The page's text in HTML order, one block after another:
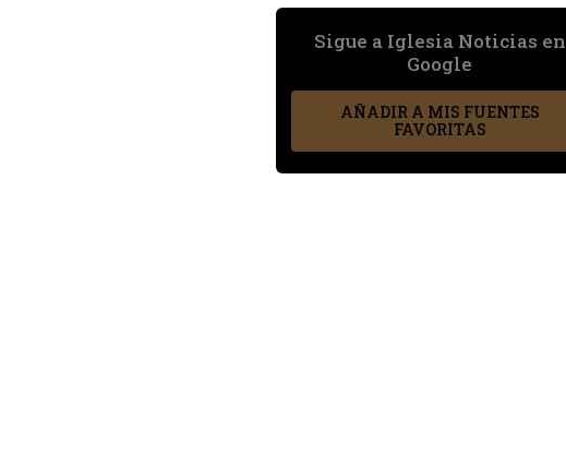
Sigue a Iglesia Noticias en
Google
AÑADIR A MIS FUENTES
FAVORITAS